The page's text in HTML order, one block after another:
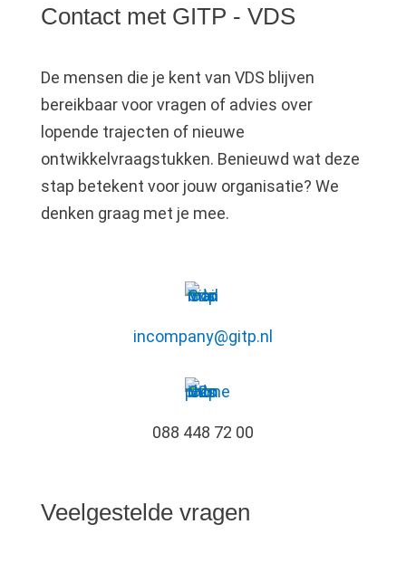
Contact met GITP - VDS
De mensen die je kent van VDS blijven
bereikbaar voor vragen of advies over
lopende trajecten of nieuwe
ontwikkelvraagstukken. Benieuwd wat deze
stap betekent voor jouw organisatie? We
denken graag met je mee.
incompany@gitp.nl
088 448 72 00
Veelgestelde vragen